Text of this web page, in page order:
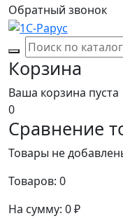
Обратный звонок
Корзина
Ваша корзина пуста
0
Сравнение
Товары не
Товаров: 0
На сумму: 0₽